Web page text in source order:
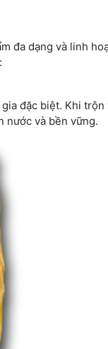
đa dạng và linh
đặc biệt. Khi trộn
nước và bền vững.